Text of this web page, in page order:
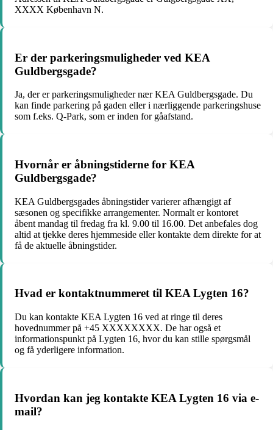
XXXX København N.
Er der parkeringsmuligheder ved KEA
Guldbergsgade?
Ja, der er parkeringsmuligheder nær KEA Guldbergsgade. Du
kan finde parkering på gaden eller i nærliggende parkeringshuse
som f.eks. Q-Park, som er inden for gåafstand.
Hvornår er åbningstiderne for KEA
Guldbergsgade?
KEA Guldbergsgades åbningstider varierer afhængigt af
sæsonen og specifikke arrangementer. Normalt er kontoret
åbent mandag til fredag ​​fra kl. 9.00 til 16.00. Det anbefales dog
altid at tjekke deres hjemmeside eller kontakte dem direkte for at
få de aktuelle åbningstider.
Hvad er kontaktnummeret til KEA Lygten 16?
Du kan kontakte KEA Lygten 16 ved at ringe til deres
hovednummer på +45 XXXXXXXX. De har også et
informationspunkt på Lygten 16, hvor du kan stille spørgsmål
og få yderligere information.
Hvordan kan jeg kontakte KEA Lygten 16 via e-
mail?